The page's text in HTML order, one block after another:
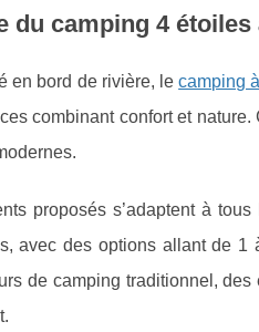
du camping 4 étoiles
en bord de rivière, lecamping
combinant confort et
proposés s’adaptent à
avec des options allant de 1
de camping traditionnel,